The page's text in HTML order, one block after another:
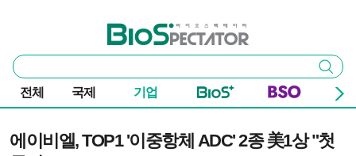
바이오스펙테이터
통
합
검
색
검색
전체 국제 기업
에이비엘, TOP1 '이중항체 ADC' 2종 美1상 "첫